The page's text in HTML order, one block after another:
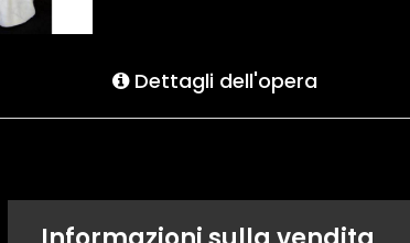
Dettagli dell'opera